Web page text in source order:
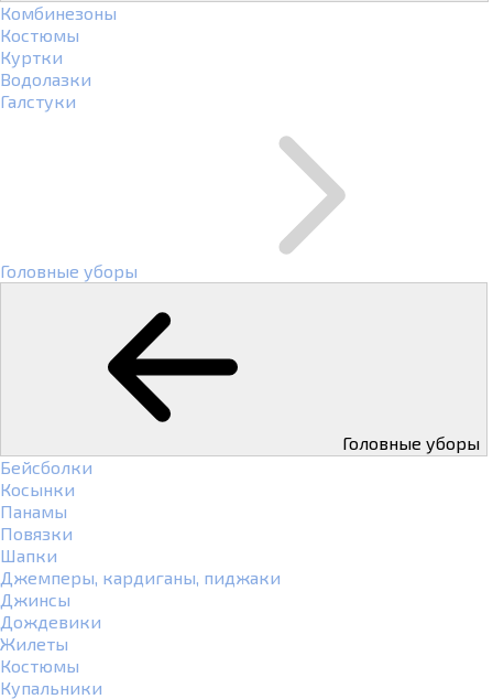
Комбинезоны
Костюмы
Куртки
Водолазки
Галстуки
Головные уборы
Головные уборы
Бейсболки
Косынки
Панамы
Повязки
Шапки
Джемперы, кардиганы, пиджаки
Джинсы
Дождевики
Жилеты
Костюмы
Купальники